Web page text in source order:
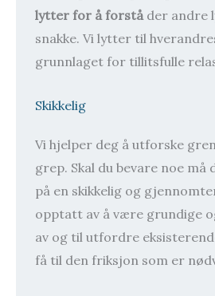
lytter for å forståder andre
snakke. Vi lytter til
grunnlaget for tillitsfulle
Skikkelig
Vi hjelper deg å utforske
grep. Skal du bevare noe må
på en skikkelig og
opptatt av å være grundige
av og til utfordre
få til den friksjon som er